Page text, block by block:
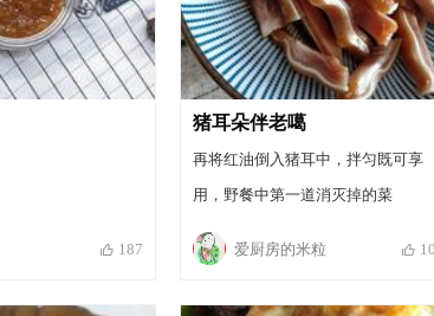
187
猪耳朵伴老噶
再将红油倒入猪耳中，拌匀既可享
用，野餐中第一道消灭掉的菜
爱厨房的米粒